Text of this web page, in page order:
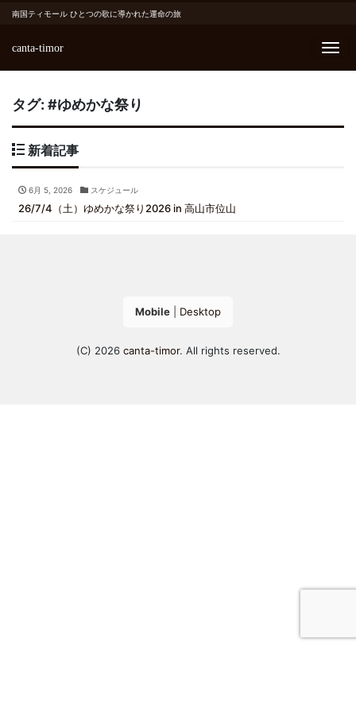
南国ティモール ひとつの歌に導かれた運命の旅
canta-timor
タグ: #ゆめかな祭り
新着記事
6月 5, 2026 スケジュール
26/7/4（土）ゆめかな祭り2026 in 高山市位山
Mobile Desktop
(C) 2026 canta-timor. All rights reserved.